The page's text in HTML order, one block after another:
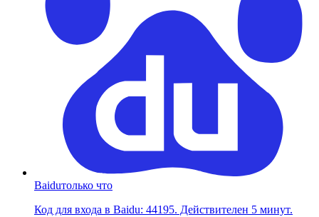
Baiduтолько что
Код для входа в Baidu: 44195. Действителен 5 минут.